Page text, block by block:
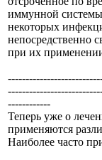
иммунной
некоторых
непосредственно
при их
------------
Теперь уже о
применяются
Наиболее часто